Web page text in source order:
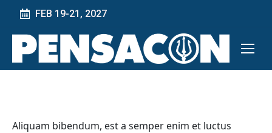
FEB 19-21, 2027
Aliquam bibendum, est a semper enim et luctus